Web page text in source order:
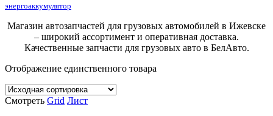
энергоаккумулятор
Магазин автозапчастей для грузовых автомобилей в Ижевске
– широкий ассортимент и оперативная доставка.
Качественные запчасти для грузовых авто в БелАвто.
Отображение единственного товара
Смотреть Grid Лист